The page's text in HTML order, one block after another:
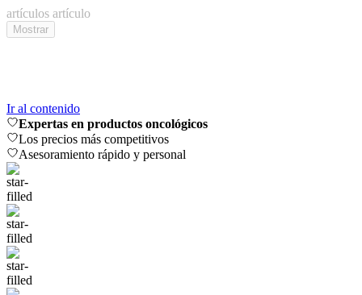
artículos artículo
Mostrar
Ir al contenido
Expertas en productos oncológicos
Los precios más competitivos
Asesoramiento rápido y personal